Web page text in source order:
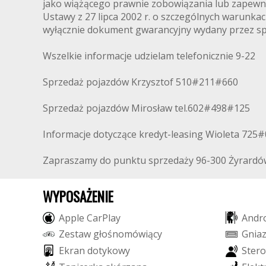
jako wiążącego prawnie zobowiązania lub
Ustawy z 27 lipca 2002 r. o szczególnych
wyłącznie dokument gwarancyjny wydany przez
Wszelkie informacje udzielam telefonicznie 9-22
Sprzedaż pojazdów Krzysztof 510#211#660
Sprzedaż pojazdów Mirosław tel.602#498#125
Informacje dotyczące kredyt-leasing Wioleta
Zapraszamy do punktu sprzedaży 96-300
WYPOSAŻENIE
Apple CarPlay Andr
Zestaw głośnomówiący Gniaz
Ekran dotykowy Stero